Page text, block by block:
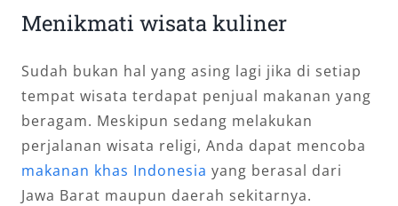
Menikmati wisata kuliner
Sudah bukan hal yang asing lagi jika di setiap
tempat wisata terdapat penjual makanan yang
beragam. Meskipun sedang melakukan
perjalanan wisata religi, Anda dapat mencoba
makanan khas Indonesia yang berasal dari
Jawa Barat maupun daerah sekitarnya.